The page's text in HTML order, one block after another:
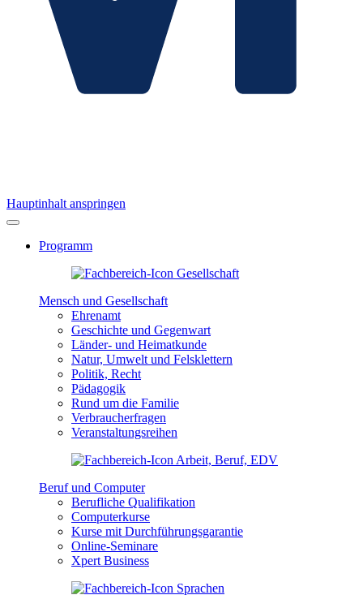
Hauptinhalt anspringen
Programm
Mensch und Gesellschaft
Ehrenamt
Geschichte und Gegenwart
Länder- und Heimatkunde
Natur, Umwelt und Felsklettern
Politik, Recht
Pädagogik
Rund um die Familie
Verbraucherfragen
Veranstaltungsreihen
Beruf und Computer
Berufliche Qualifikation
Computerkurse
Kurse mit Durchführungsgarantie
Online-Seminare
Xpert Business